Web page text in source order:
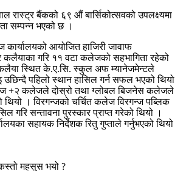
रास्ट्र बैंकको ६९ औं बार्सिकोत्सवको उपलक्ष्यमा
सम्पन्न भएको छ ।
कार्यालयको आयोजित हाजिरी जावाफ
र कलैयाका गरि ११ वटा कलेजको सहभागिता रहेको
कलैया स्थित के.ए.सि. स्कुल अफ म्यानेजमेन्टले
पहिलो स्थान हासिल गर्न सफल भएको थियो
+२ कलेजले दोस्रो तथा ग्लोबल बिजनेस कलेजले
थियो । विरगन्जको चर्चित कलेज विरगन्ज पब्लिक
गरि सन्तावना पुरस्कार प्राप्त गरेको थियो ।
सहायक निर्देशक रितु गुप्ताले गर्नुभएको थियो
महसुस भयो ?